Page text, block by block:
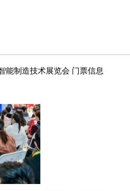
能制造技术展览会 门票信息